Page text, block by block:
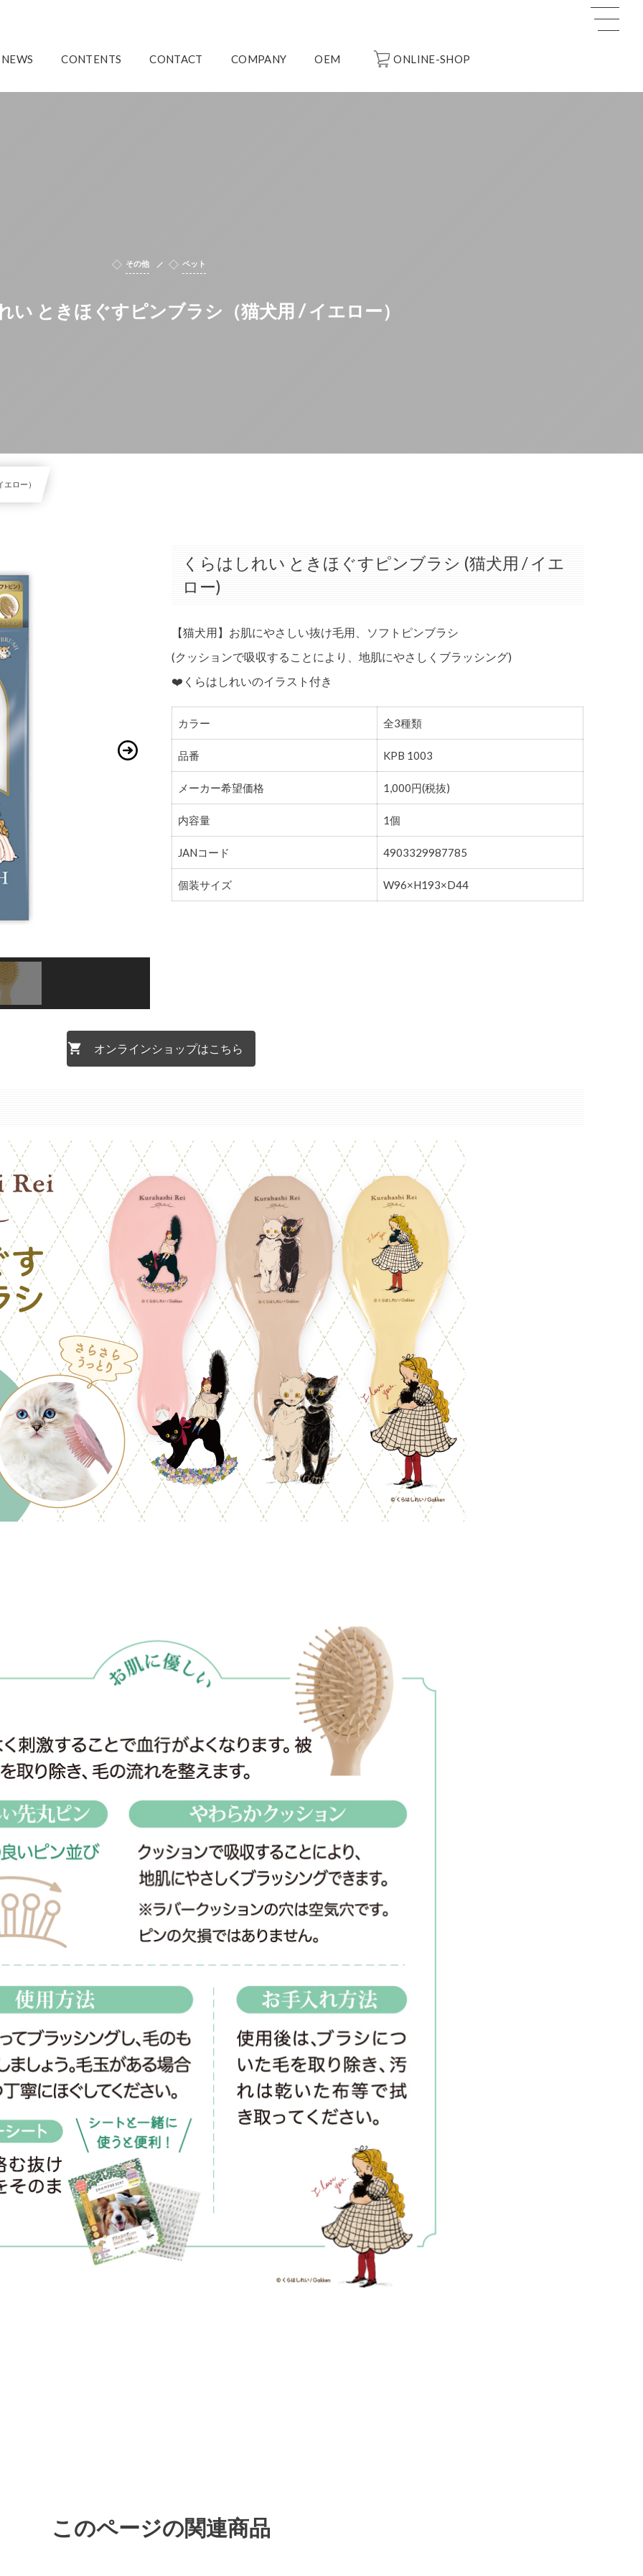
NEWS CONTENTS CONTACT COMPANY OEM ONLINE-SHOP
その他 ペット
い ときほぐすピンブラシ（猫犬用 / イエロー）
ロー）
くらはしれい ときほぐすピンブラシ (猫犬用 / イエ
ロー)
【猫犬用】お肌にやさしい抜け毛用、ソフトピンブラシ
(クッションで吸収することにより、地肌にやさしくブラッシング)
❤️くらはしれいのイラスト付き
カラー 全3種類
品番 KPB 1003
メーカー希望価格 1,000円(税抜)
内容量 1個
JANコード 4903329987785
個装サイズ W96×H193×D44
オンラインショップはこちら
このページの関連商品